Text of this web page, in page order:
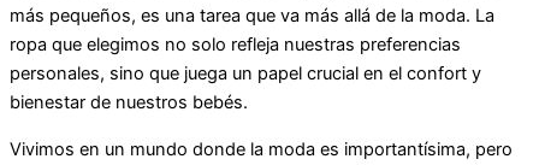
más pequeños, es una tarea que va más allá de la moda. La
ropa que elegimos no solo refleja nuestras preferencias
personales, sino que juega un papel crucial en el confort y
bienestar de nuestros bebés.
Vivimos en un mundo donde la moda es importantísima, pero